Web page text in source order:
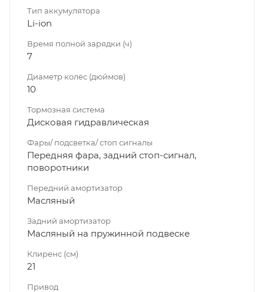
Тип аккумулятора
Li-ion
Время полной зарядки (ч)
7
Диаметр колёс (дюймов)
10
Тормозная система
Дисковая гидравлическая
Фары/ подсветка/ стоп сигналы
Передняя фара, задний стоп-сигнал,
поворотники
Передний амортизатор
Масляный
Задний амортизатор
Масляный на пружинной подвеске
Клиренс (см)
21
Привод